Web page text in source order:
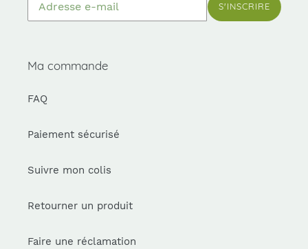
S'INSCRIRE
Ma commande
FAQ
Paiement sécurisé
Suivre mon colis
Retourner un produit
Faire une réclamation